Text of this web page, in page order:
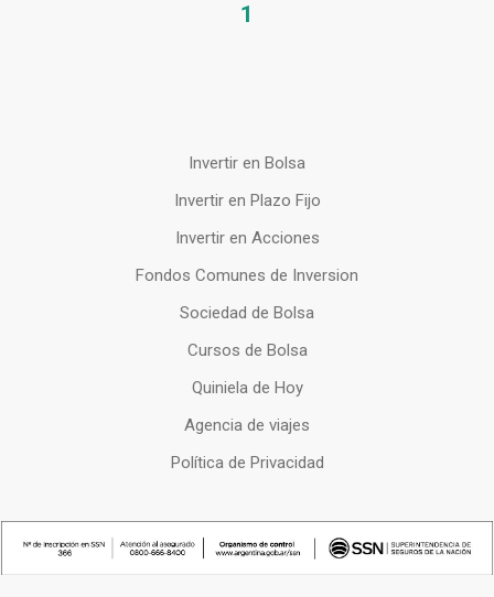
1
Invertir en Bolsa
Invertir en Plazo Fijo
Invertir en Acciones
Fondos Comunes de Inversion
Sociedad de Bolsa
Cursos de Bolsa
Quiniela de Hoy
Agencia de viajes
Política de Privacidad